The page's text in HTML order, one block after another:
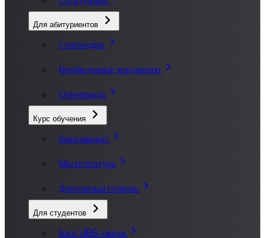
Для абитуриентов
Стипендии
Необходимые документы
Олимпиада
Курс обучения
Бакалавриат
Магистратура
Докторская степень
Для студентов
Блог UBS-овцев